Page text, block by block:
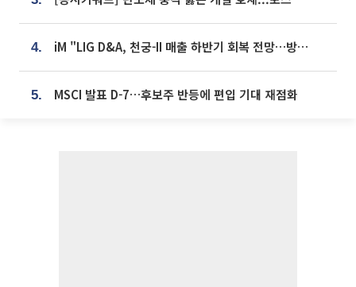
4. iM "LIG D&A, 천궁-II 매출 하반기 회복 전망…방산 톱픽 유지"
5. MSCI 발표 D-7…후보주 반등에 편입 기대 재점화